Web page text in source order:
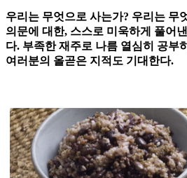
우리는 무엇으로 사는가? 우리는 무
의문에 대한, 스스로 미욱하게 풀어
다. 부족한 재주로 나름 열심히 공부
여러분의 올곧은 지적도 기대한다.